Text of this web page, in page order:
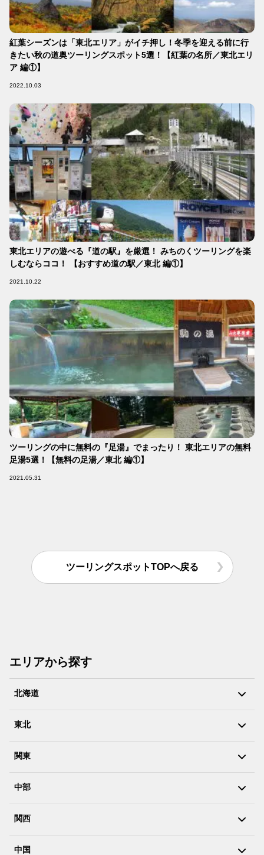
紅葉シーズンは「東北エリア」がイチ押し！冬季を迎える前に行
きたい秋の道奥ツーリングスポット5選！【紅葉の名所／東北エリ
ア 編①】
2022.10.03
東北エリアの遊べる『道の駅』を厳選！ みちのくツーリングを楽
しむならココ！ 【おすすめ道の駅／東北 編①】
2021.10.22
ツーリングの中に無料の『足湯』でまったり！ 東北エリアの無料
足湯5選！【無料の足湯／東北 編①】
2021.05.31
ツーリングスポットTOPへ戻る
エリアから探す
北海道
東北
関東
中部
関西
中国